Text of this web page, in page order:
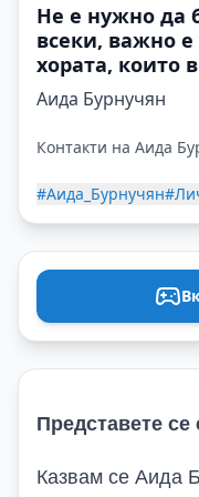
Не е нужно да
всеки, важно
хората, които
Аида Бурнучян
Контакти на Аида
#Аида_Бурнучян
Представете
Казвам се Аида